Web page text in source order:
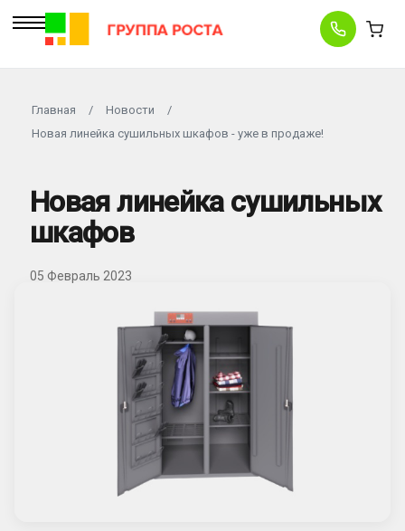
Главная / Новости
/
Новая линейка сушильных шкафов - уже в продаже!
Новая линейка сушильных
шкафов
05 Февраль 2023